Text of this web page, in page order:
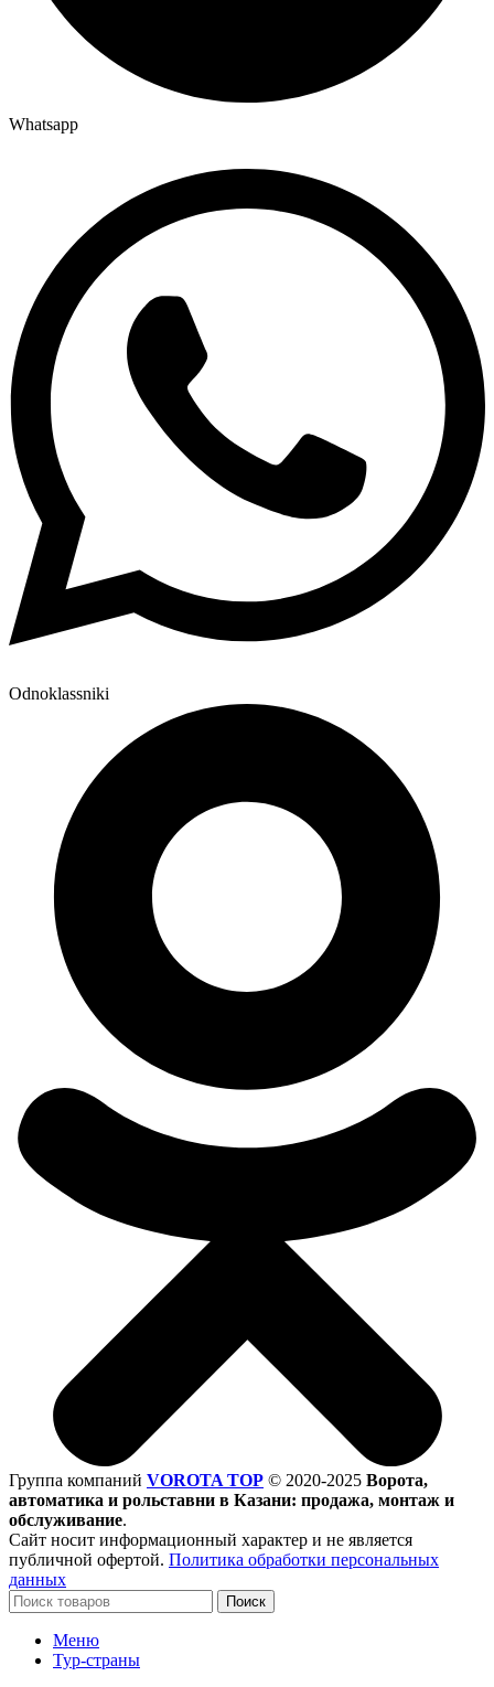
Whatsapp
Odnoklassniki
Группа компаний VOROTA TOP © 2020-2025 Ворота,
автоматика и рольставни в Казани: продажа, монтаж и
обслуживание.
Сайт носит информационный характер и не является
публичной офертой. Политика обработки персональных
данных
Поиск
Меню
Тур-страны